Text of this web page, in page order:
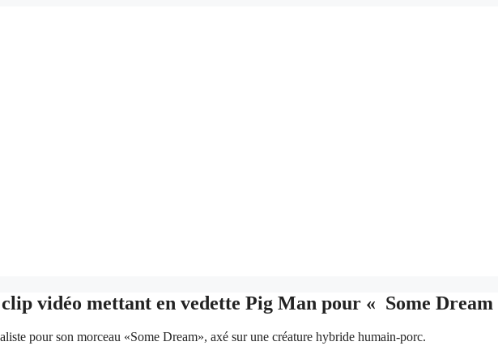
vidéo mettant en vedette Pig Man pour « Some
pour son morceau «Some Dream», axé sur une créature hybride humain-porc.